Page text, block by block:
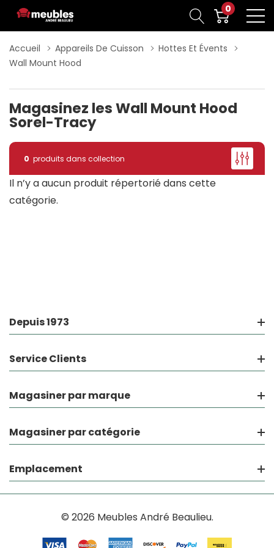
0
Accueil Appareils De Cuisson
Hottes Et Évents
Wall Mount Hood
Magasinez les Wall Mount Hood
Sorel-Tracy
0 produits dans collection
Il n’y a aucun produit répertorié dans cette
catégorie.
Depuis 1973
Service Clients
Magasiner par marque
Magasiner par catégorie
Emplacement
© 2026 Meubles André Beaulieu.